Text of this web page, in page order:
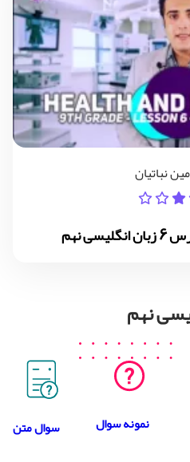
نباتیان
نهم
نهم
نمونه سوال سوال متن